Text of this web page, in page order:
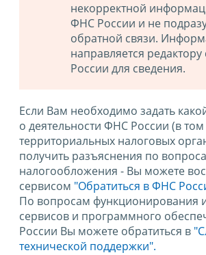
некорректной
ФНС России и не
обратной связи.
направляется
России для сведения.
Если Вам необходимо задать
о деятельности ФНС России (в
территориальных налоговых
получить разъяснения по
налогообложения - Вы можете
сервисом "Обратиться в ФНС
По вопросам функционирования
сервисов и программного
России Вы можете обратиться в
технической поддержки".